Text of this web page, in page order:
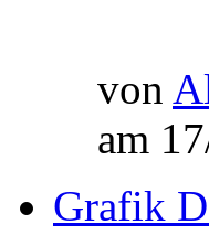
von
am
Grafik